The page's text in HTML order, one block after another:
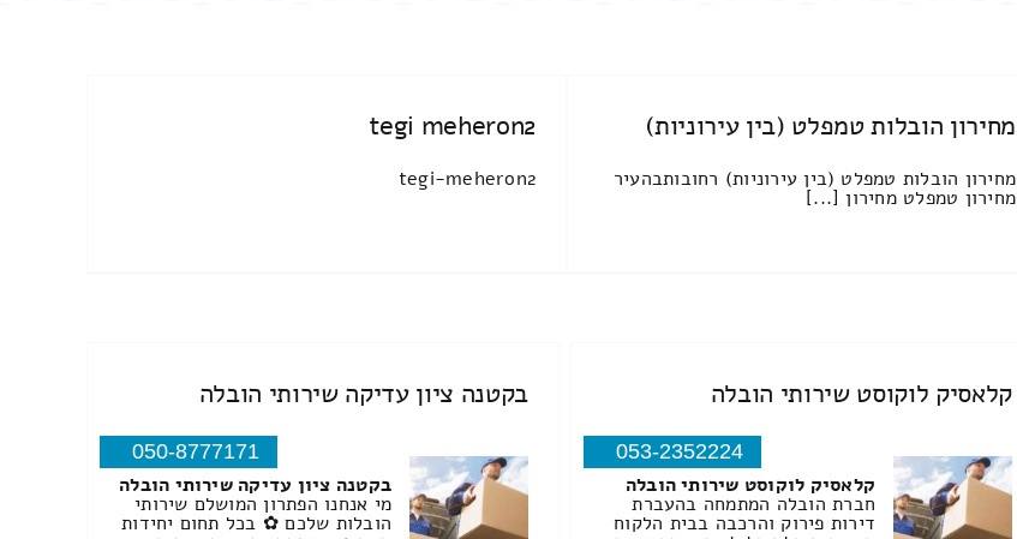
מחירון הובלות טמפלט (בין עירוניות)
מחירון הובלות טמפלט (בין עירוניות) רחובותבהעיר
מחירון טמפלט מחירון [...]
tegi meheron2
tegi-meheron2
קלאסיק לוקוסט שירותי הובלה
053-2352224
קלאסיק לוקוסט שירותי הובלה
חברת הובלה המתמחה בהעברת
דירות פירוק והרכבה בבית הלקוח
בקטנה ציון עדיקה שירותי הובלה
050-8777171
בקטנה ציון עדיקה שירותי הובלה
מי אנחנו הפתרון המושלם שירותי
הובלות שלכם ✿ בכל תחום יחידות